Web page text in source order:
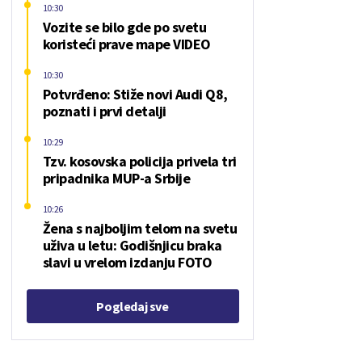
Vozite se bilo gde po svetu
koristeći prave mape VIDEO
10:30
Potvrđeno: Stiže novi Audi Q8,
poznati i prvi detalji
10:30
Tzv. kosovska policija privela tri
pripadnika MUP-a Srbije
10:29
Žena s najboljim telom na svetu
uživa u letu: Godišnjicu braka
slavi u vrelom izdanju FOTO
10:26
Pogledaj sve